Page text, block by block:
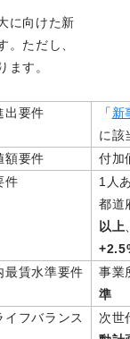
に向けた新
。ただし、
ます。
出要件 「 新
に該
額要件
付加
件
1人
都道
以上
最賃水準要件
事業
準
イフバランス
次世